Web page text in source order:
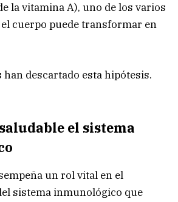
la vitamina A), uno de los varios
cuerpo puede transformar en
descartado esta hipótesis.
el sistema
un rol vital en el
sistema inmunológico que